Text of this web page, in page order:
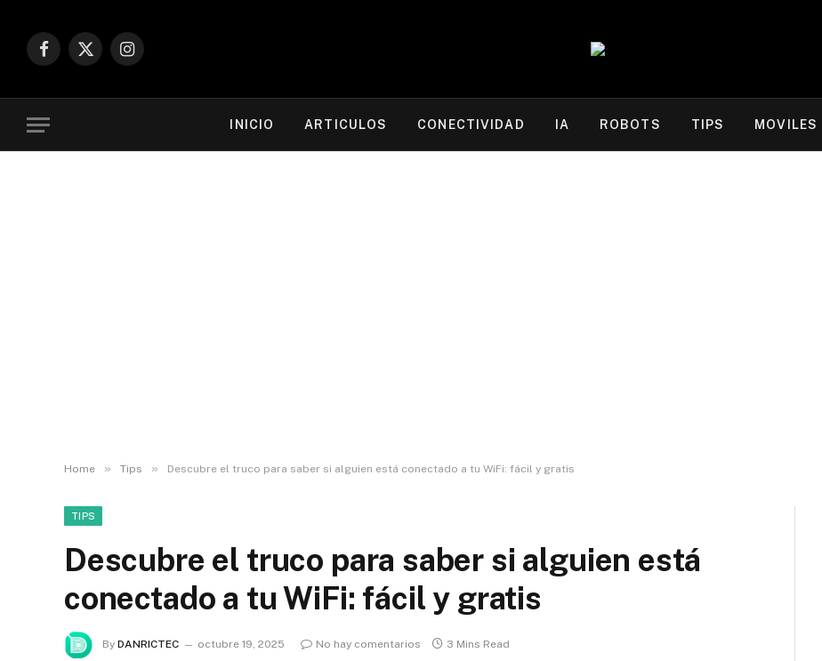
Facebook
X
Instagram
INICIO ARTICULOS CONECTIVIDAD IA ROBOTS TIPS MOVILES
Home » Tips » Descubre el truco para saber si alguien está conectado a tu WiFi: fácil y gratis
TIPS
Descubre el truco para saber si alguien está
conectado a tu WiFi: fácil y gratis
By DANRICTEC octubre 19, 2025 No hay comentarios 3 Mins Read